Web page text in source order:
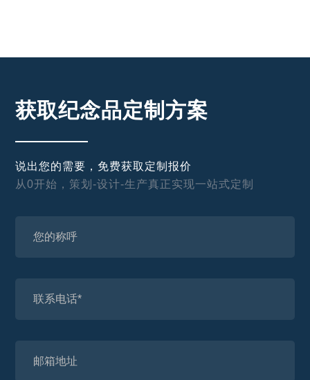
获取纪念品定制方案
说出您的需要，免费获取定制报价
从0开始，策划-设计-生产真正实现一站式定制